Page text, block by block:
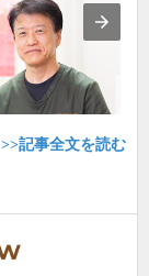
>>記事全文を読む